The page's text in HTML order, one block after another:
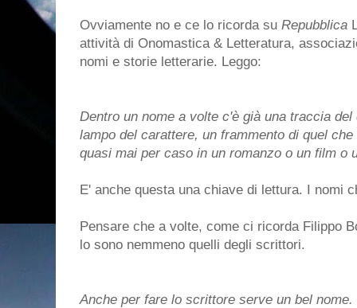
Ovviamente no e ce lo ricorda su Repubblica
attività di Onomastica & Letteratura,
nomi e storie letterarie. Leggo:
Dentro un nome a volte c'è già una traccia
lampo del carattere, un frammento di quel
quasi mai per caso in un romanzo o un film o
E' anche questa una chiave di lettura. I nomi
Pensare che a volte, come ci ricorda Filippo
lo sono nemmeno quelli degli scrittori.
Anche per fare lo scrittore serve un bel